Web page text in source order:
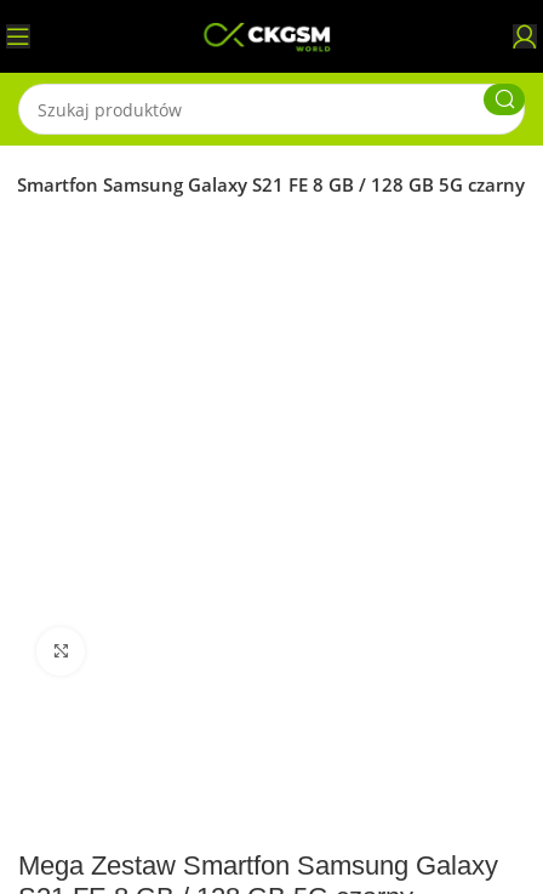
Smartfon Samsung Galaxy S21 FE 8 GB / 128 GB 5G czarny
Mega Zestaw Smartfon Samsung Galaxy